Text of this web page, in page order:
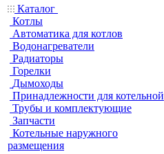
Каталог
Котлы
Автоматика для котлов
Водонагреватели
Радиаторы
Горелки
Дымоходы
Принадлежности для котельной
Трубы и комплектующие
Запчасти
Котельные наружного
размещения